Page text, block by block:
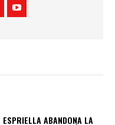
ESPRIELLA ABANDONA LA